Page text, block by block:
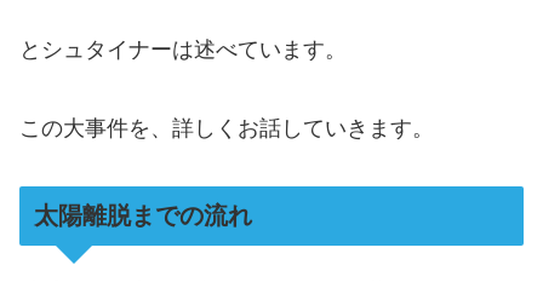
とシュタイナーは述べています。
この大事件を、詳しくお話していきます。
太陽離脱までの流れ